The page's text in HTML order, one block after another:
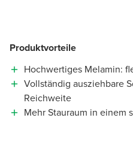
Produktvorteile
Hochwertiges Melamin:
Vollständig ausziehbare
Reichweite
Mehr Stauraum in einem